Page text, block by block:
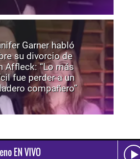
Garner habló
su divorcio de
Affleck: “Lo más
fue perder a un
compañero”
EN VIVO